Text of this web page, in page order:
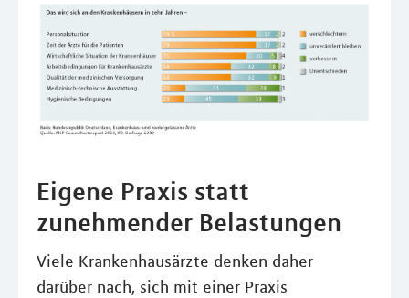
Eigene Praxis statt
zunehmender Belastungen
Viele Krankenhausärzte denken daher
darüber nach, sich mit einer Praxis